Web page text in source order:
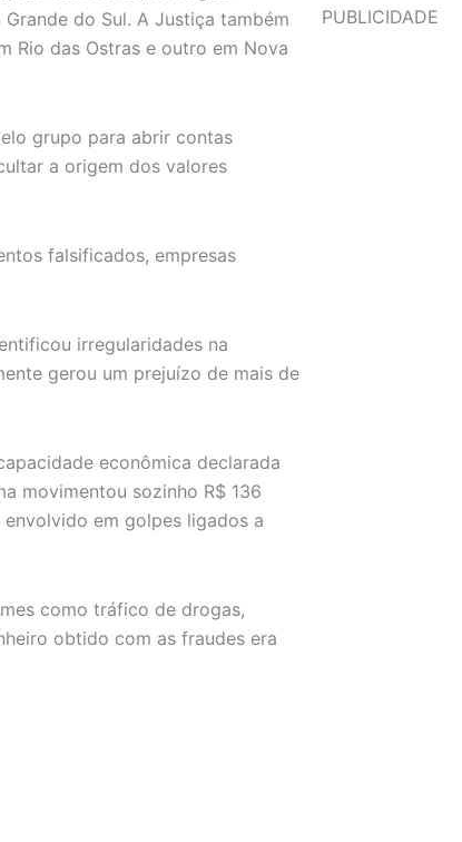
do Sul. A Justiça também
Rio das Ostras e outro em Nova
grupo para abrir contas
a origem dos valores
falsificados, empresas
irregularidades na
gerou um prejuízo de mais de
econômica declarada
movimentou sozinho R$ 136
em golpes ligados a
como tráfico de drogas,
obtido com as fraudes era
PUBLICIDADE